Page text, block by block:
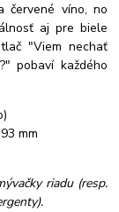
červené víno, no
aj pre biele
"Viem nechať
pobaví každého
mm
riadu (resp.